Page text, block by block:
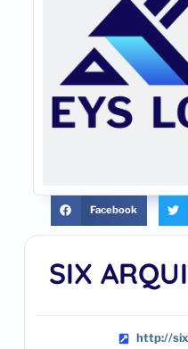
SIX
http://
Facebook